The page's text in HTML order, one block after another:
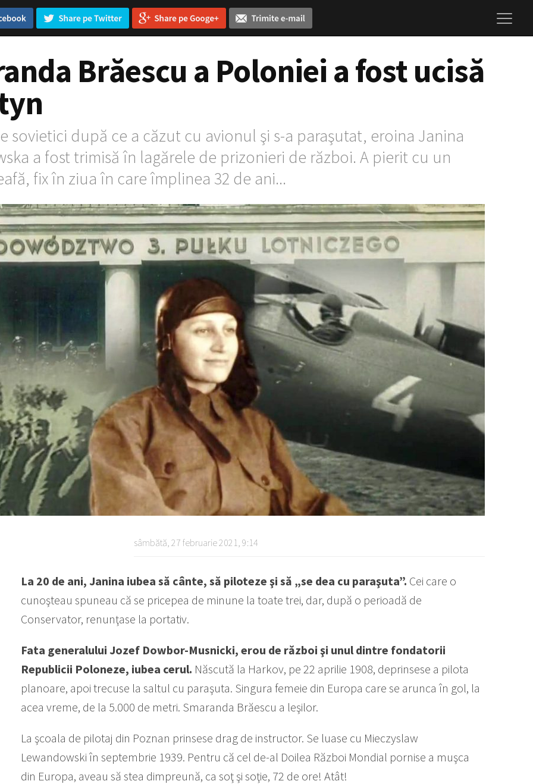
Brăescu a Poloniei a fost ucisă
sovietici după ce a căzut cu avionul şi s-a paraşutat, eroina Janina
a fost trimisă în lagărele de prizonieri de război. A pierit cu un
fix în ziua în care împlinea 32 de ani...
sâmbătă, 27 februarie 2021, 9:14
La 20 de ani, Janina iubea să cânte, să piloteze şi să „se dea cu paraşuta”. Cei care o
cunoşteau spuneau că se pricepea de minune la toate trei, dar, după o perioadă de
Conservator, renunţase la portativ.
Fata generalului Jozef Dowbor-Musnicki, erou de război şi unul dintre fondatorii
Republicii Poloneze, iubea cerul. Născută la Harkov, pe 22 aprilie 1908, deprinsese a pilota
planoare, apoi trecuse la saltul cu paraşuta. Singura femeie din Europa care se arunca în gol, la
acea vreme, de la 5.000 de metri. Smaranda Brăescu a leşilor.
La şcoala de pilotaj din Poznan prinsese drag de instructor. Se luase cu Mieczyslaw
Lewandowski în septembrie 1939. Pentru că cel de-al Doilea Război Mondial pornise a muşca
din Europa, aveau să stea dimpreună, ca soţ şi soţie, 72 de ore! Atât!